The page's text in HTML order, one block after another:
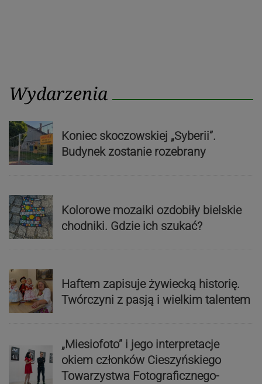
Wydarzenia
Koniec skoczowskiej „Syberii”.
Budynek zostanie rozebrany
Kolorowe mozaiki ozdobiły bielskie
chodniki. Gdzie ich szukać?
Haftem zapisuje żywiecką historię.
Twórczyni z pasją i wielkim talentem
„Miesiofoto” i jego interpretacje
okiem członków Cieszyńskiego
Towarzystwa Fotograficznego-